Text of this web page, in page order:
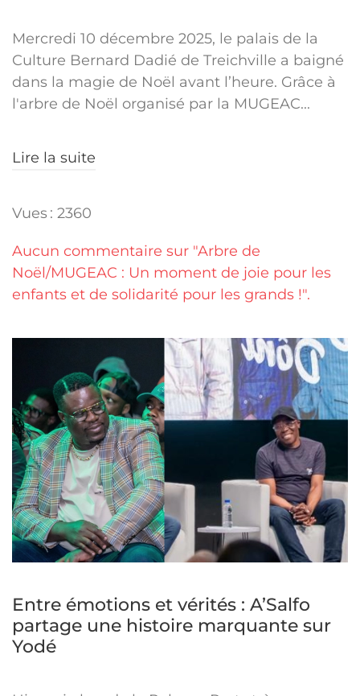
Mercredi 10 décembre 2025, le palais de la
Culture Bernard Dadié de Treichville a baigné
dans la magie de Noël avant l’heure. Grâce à
l'arbre de Noël organisé par la MUGEAC...
Lire la suite
Vues : 2360
Aucun commentaire sur "Arbre de
Noël/MUGEAC : Un moment de joie pour les
enfants et de solidarité pour les grands !".
Entre émotions et vérités : A’Salfo
partage une histoire marquante sur
Yodé